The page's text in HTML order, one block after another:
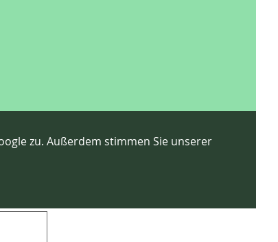
zu. Außerdem stimmen Sie unserer